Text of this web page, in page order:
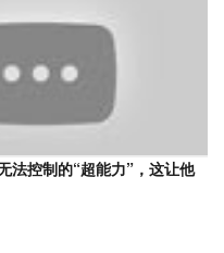
法控制的“超能力”，这让他